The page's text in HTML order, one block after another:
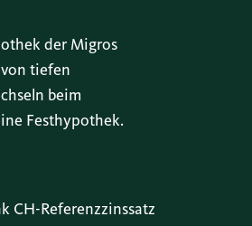
der Migros
tiefen
beim
Festhypothek.
CH-Referenzzinssatz